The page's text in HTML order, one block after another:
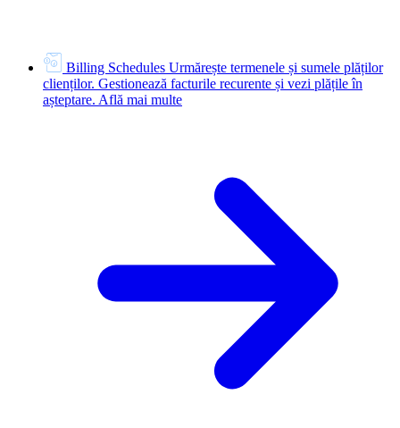
Billing Schedules Urmărește termenele și sumele plăților
clienților. Gestionează facturile recurente și vezi plățile în
așteptare. Află mai multe